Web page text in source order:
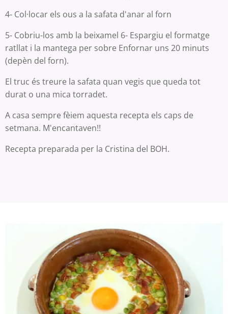
4- Col·locar els ous a la safata d'anar al forn
5- Cobriu-los amb la beixamel 6- Espargiu el formatge
ratllat i la mantega per sobre Enfornar uns 20 minuts
(depèn del forn).
El truc és treure la safata quan vegis que queda tot
durat o una mica torradet.
A casa sempre fèiem aquesta recepta els caps de
setmana. M'encantaven!!
Recepta preparada per la Cristina del BOH.